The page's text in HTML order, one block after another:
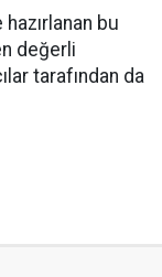
bu
değerli
tarafından da